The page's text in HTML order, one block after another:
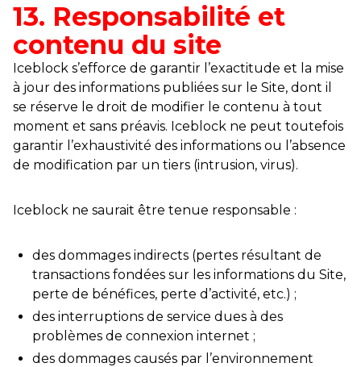
13. Responsabilité et
contenu du site
Iceblock s’efforce de garantir l’exactitude et la mise
à jour des informations publiées sur le Site, dont il
se réserve le droit de modifier le contenu à tout
moment et sans préavis. Iceblock ne peut toutefois
garantir l’exhaustivité des informations ou l’absence
de modification par un tiers (intrusion, virus).
Iceblock ne saurait être tenue responsable :
des dommages indirects (pertes résultant de
transactions fondées sur les informations du Site,
perte de bénéfices, perte d’activité, etc.) ;
des interruptions de service dues à des
problèmes de connexion internet ;
des dommages causés par l’environnement